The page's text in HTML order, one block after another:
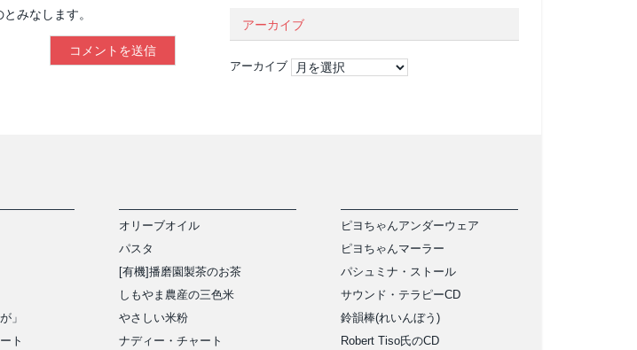
みなします。
アーカイブ
アーカイブ
」
ト
オリーブオイル
パスタ
[有機]播磨園製茶のお茶
しもやま農産の三色米
やさしい米粉
ナディー・チャート
ピヨちゃんアンダーウェア
ピヨちゃんマーラー
パシュミナ・ストール
サウンド・テラピーCD
鈴韻棒(れいんぼう)
Robert Tiso氏のCD